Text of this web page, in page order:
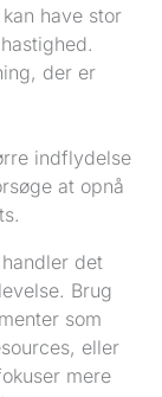
have stor
der er
indflydelse
at opnå
det
Brug
som
eller
mere